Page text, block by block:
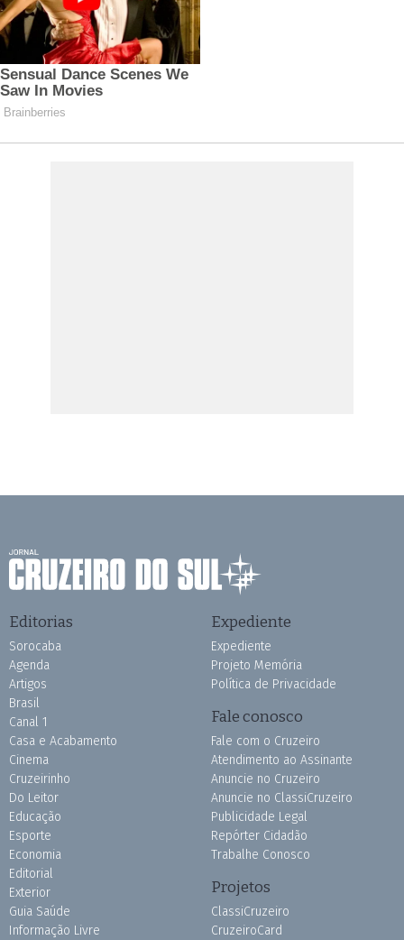
Editorias
Sorocaba
Agenda
Artigos
Brasil
Canal 1
Casa e Acabamento
Cinema
Cruzeirinho
Do Leitor
Educação
Esporte
Economia
Editorial
Exterior
Guia Saúde
Informação Livre
Expediente
Expediente
Projeto Memória
Política de Privacidade
Fale conosco
Fale com o Cruzeiro
Atendimento ao Assinante
Anuncie no Cruzeiro
Anuncie no ClassiCruzeiro
Publicidade Legal
Repórter Cidadão
Trabalhe Conosco
Projetos
ClassiCruzeiro
CruzeiroCard